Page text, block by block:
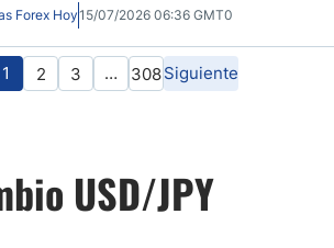
Forex Hoy15/07/2026 06:36 GMT0
1 2 3 … 308Siguiente
USD/JPY